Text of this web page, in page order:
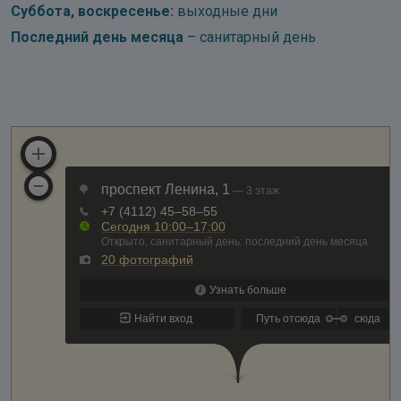
Суббота, воскресенье: выходные дни
Последний день месяца – санитарный день